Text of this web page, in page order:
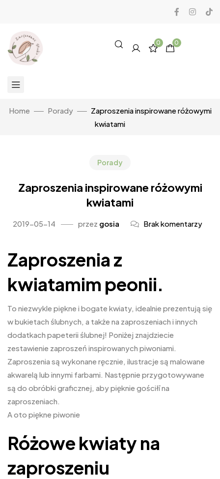
0 0
Home Porady
Zaproszenia inspirowane różowymi
kwiatami
Porady
Zaproszenia inspirowane różowymi
kwiatami
2019-05-14 przez gosia Brak komentarzy
Zaproszenia z
kwiatamim peonii.
To niezwykle piękne i bogate kwiaty, idealnie prezentują się
w bukietach ślubnych, a także na zaproszeniach i innych
dodatkach papeterii ślubnej! Poniżej znajdziecie
zestawienie zaproszeń inspirowanych piwoniami.
Zaproszenia są wykonane ręcznie, ilustracje są malowane
akwarelą lub innymi farbami. Następnie przygotowywane
są do obróbki graficznej, aby pięknie gościłī na
zaproszeniach.
A oto piękne piwonie
Różowe kwiaty na
zaproszeniu